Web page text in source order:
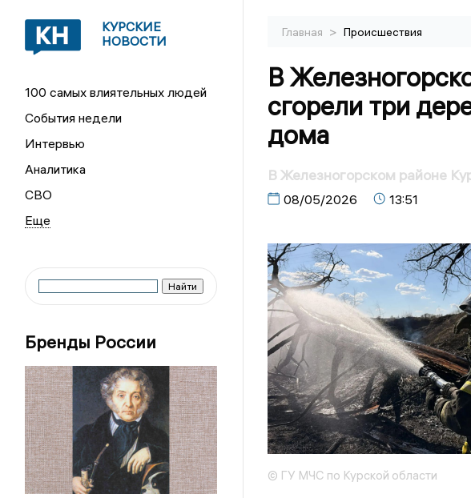
КУРСКИЕ
НОВОСТИ
100 самых влиятельных людей
События недели
Интервью
Аналитика
СВО
Бренды России
Главная > Происшествия
В
сгорели три
дома
В Железногорском районе
08/05/2026 13:51
© ГУ МЧС по Курской области